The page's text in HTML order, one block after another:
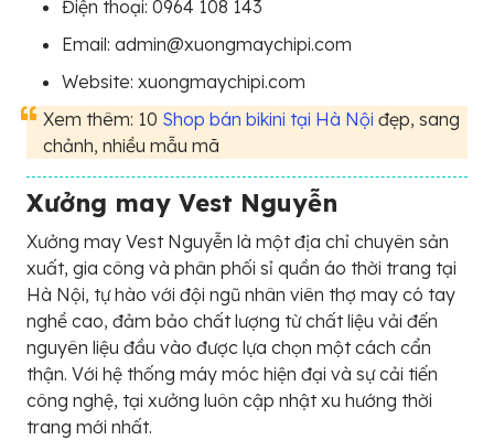
Điện thoại: 0964 108 143
Email: admin@xuongmaychipi.com
Website: xuongmaychipi.com
Xem thêm: 10 Shop bán bikini tại Hà Nội đẹp, sang
chảnh, nhiều mẫu mã
Xưởng may Vest Nguyễn
Xưởng may Vest Nguyễn là một địa chỉ chuyên sản
xuất, gia công và phân phối sỉ quần áo thời trang tại
Hà Nội, tự hào với đội ngũ nhân viên thợ may có tay
nghề cao, đảm bảo chất lượng từ chất liệu vải đến
nguyên liệu đầu vào được lựa chọn một cách cẩn
thận. Với hệ thống máy móc hiện đại và sự cải tiến
công nghệ, tại xưởng luôn cập nhật xu hướng thời
trang mới nhất.